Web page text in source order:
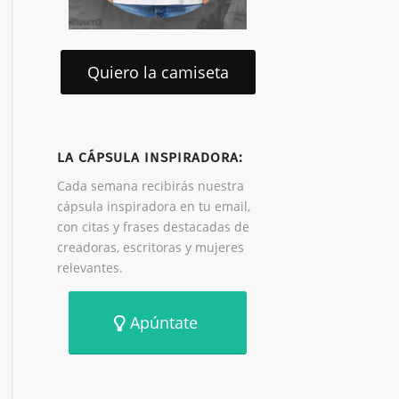
Quiero la camiseta
LA CÁPSULA INSPIRADORA:
Cada semana recibirás nuestra
cápsula inspiradora en tu email,
con citas y frases destacadas de
creadoras, escritoras y mujeres
relevantes.
Apúntate